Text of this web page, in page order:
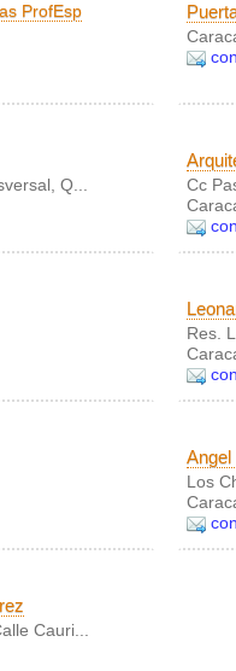
ProfEsp
Q...
Cc
Res.
Angel
Los
Cauri...